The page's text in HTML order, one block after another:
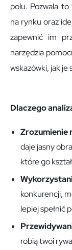
polu. Pozwala
na rynku oraz
zapewnić im
narzędzia
wskazówki, jak
Dlaczego
Zrozumienie
daje jasny
które go
konkurencji,
lepiej spełnić
robią twoi